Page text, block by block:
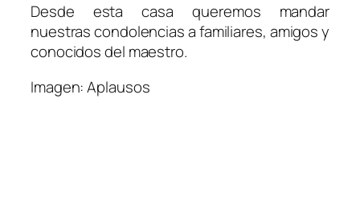
Desde esta casa queremos mandar
nuestras condolencias a familiares, amigos y
conocidos del maestro.
Imagen: Aplausos